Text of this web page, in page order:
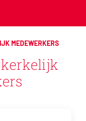
MEDEWERKERS